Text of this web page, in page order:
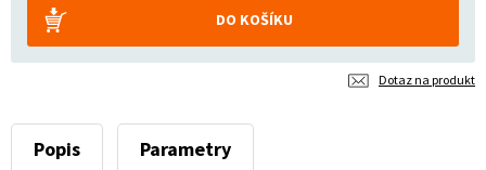
Dotaz na produkt
Popis Parametry